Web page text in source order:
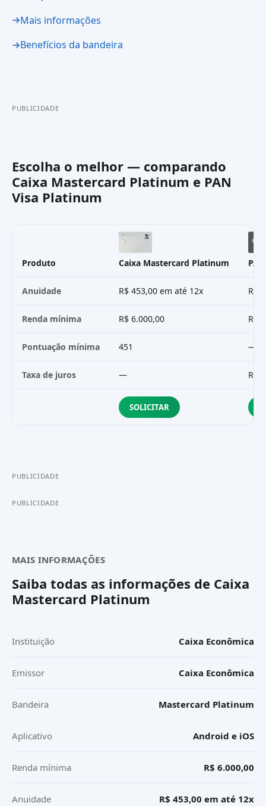
Mais informações
Benefícios da bandeira
PUBLICIDADE
Escolha o melhor — comparando
Caixa Mastercard Platinum e PAN
Visa Platinum
Produto Caixa Mastercard Platinum
Anuidade R$ 453,00 em até 12x R$
Renda mínima R$ 6.000,00 R$
Pontuação mínima 451 —
Taxa de juros — R$
SOLICITAR
PUBLICIDADE
PUBLICIDADE
MAIS INFORMAÇÕES
Saiba todas as informações de Caixa
Mastercard Platinum
Instituição Caixa Econômica
Emissor Caixa Econômica
Bandeira Mastercard Platinum
Aplicativo Android e iOS
Renda mínima R$ 6.000,00
Anuidade R$ 453,00 em até 12x